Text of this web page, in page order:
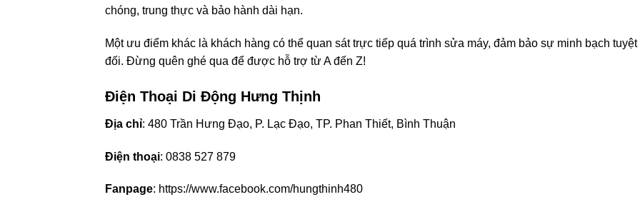
chóng, trung thực và bảo hành dài hạn.
Một ưu điểm khác là khách hàng có thể quan sát trực tiếp quá trình sửa máy, đảm bảo sự minh bạch tuyệt
đối. Đừng quên ghé qua để được hỗ trợ từ A đến Z!
Điện Thoại Di Động Hưng Thịnh
Địa chỉ: 480 Trần Hưng Đạo, P. Lạc Đạo, TP. Phan Thiết, Bình Thuận
Điện thoại: 0838 527 879
Fanpage: https://www.facebook.com/hungthinh480